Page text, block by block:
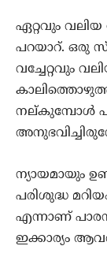
ഏറ്റവും
പറയാറ്. ഒരു
വച്ചേറ്റവും
നല്കുമ്പോള്‍
ന്യായമായും
പരിശുദ്ധ
എന്നാണ്
ഇക്കാര്യം